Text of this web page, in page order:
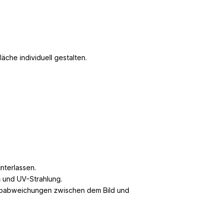
individuell gestalten.
UV-Strahlung.
zwischen dem Bild und